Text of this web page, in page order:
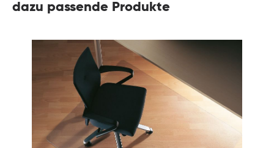
dazu passende Produkte